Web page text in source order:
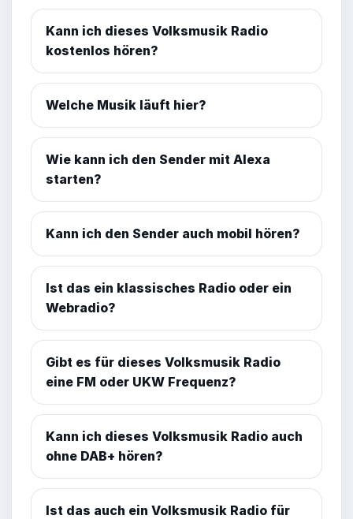
Kann ich dieses Volksmusik Radio
kostenlos hören?
Welche Musik läuft hier?
Wie kann ich den Sender mit Alexa
starten?
Kann ich den Sender auch mobil hören?
Ist das ein klassisches Radio oder ein
Webradio?
Gibt es für dieses Volksmusik Radio
eine FM oder UKW Frequenz?
Kann ich dieses Volksmusik Radio auch
ohne DAB+ hören?
Ist das auch ein Volksmusik Radio für